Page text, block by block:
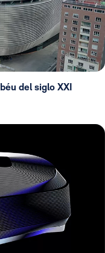
del siglo XXI